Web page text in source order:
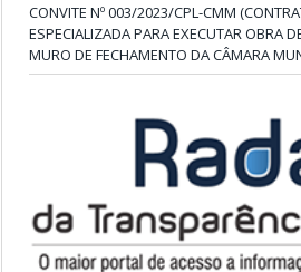
CONVITE Nº 003/2023/CPL-CMM
ESPECIALIZADA PARA EXECUTAR OBRA
MURO DE FECHAMENTO DA CÂMARA